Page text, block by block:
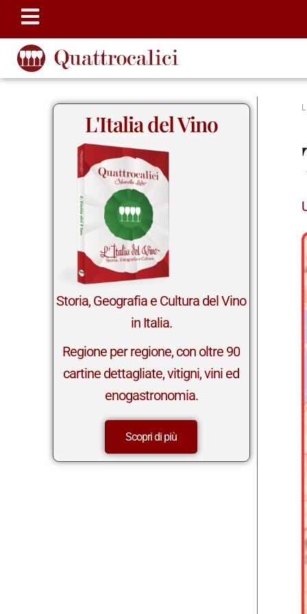
L'Italia del Vino
Storia, Geografia e Cultura del Vino
in Italia.
Regione per regione, con oltre 90
cartine dettagliate, vitigni, vini ed
enogastronomia.
Scopri di più